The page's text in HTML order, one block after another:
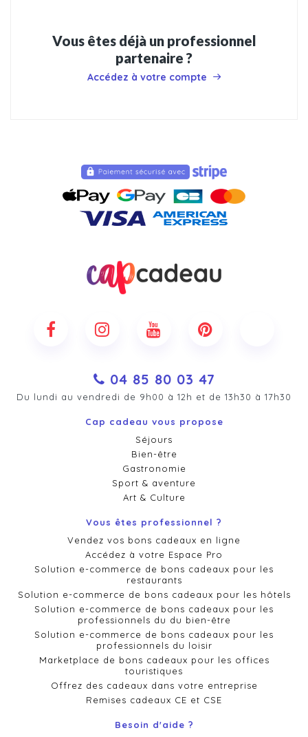
Vous êtes déjà un professionnel
partenaire ?
Accédez à votre compte
04 85 80 03 47
Du lundi au vendredi de 9h00 à 12h et de 13h30 à 17h30
Cap cadeau vous propose
Séjours
Bien-être
Gastronomie
Sport & aventure
Art & Culture
Vous êtes professionnel ?
Vendez vos bons cadeaux en ligne
Accédez à votre Espace Pro
Solution e-commerce de bons cadeaux pour les
restaurants
Solution e-commerce de bons cadeaux pour les hôtels
Solution e-commerce de bons cadeaux pour les
professionnels du du bien-être
Solution e-commerce de bons cadeaux pour les
professionnels du loisir
Marketplace de bons cadeaux pour les offices
touristiques
Offrez des cadeaux dans votre entreprise
Remises cadeaux CE et CSE
Besoin d'aide ?